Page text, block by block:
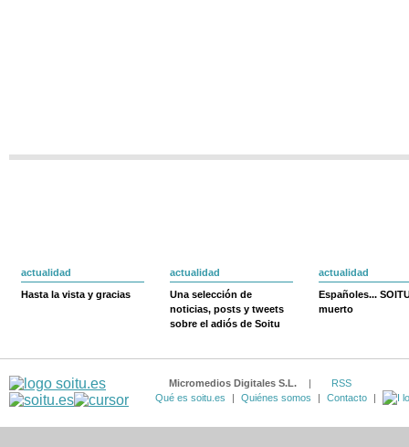
actualidad
Hasta la vista y gracias
actualidad
Una selección de
noticias, posts y tweets
sobre el adiós de Soitu
actualidad
Españoles...
muerto
Micromedios Digitales S.L. |
RSS
Qué es soitu.es
| Quiénes somos | Contacto |